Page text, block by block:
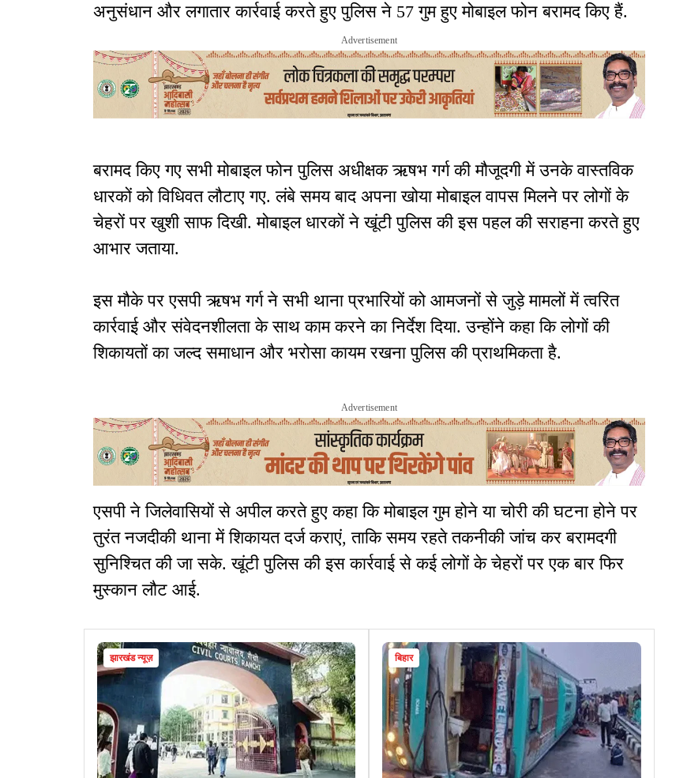
अनुसंधान और लगातार कार्रवाई करते हुए पुलिस ने 57 गुम हुए मोबाइल फोन बरामद किए हैं.
Advertisement
बरामद किए गए सभी मोबाइल फोन पुलिस अधीक्षक ऋषभ गर्ग की मौजूदगी में उनके वास्तविक
धारकों को विधिवत लौटाए गए. लंबे समय बाद अपना खोया मोबाइल वापस मिलने पर लोगों के
चेहरों पर खुशी साफ दिखी. मोबाइल धारकों ने खूंटी पुलिस की इस पहल की सराहना करते हुए
आभार जताया.
इस मौके पर एसपी ऋषभ गर्ग ने सभी थाना प्रभारियों को आमजनों से जुड़े मामलों में त्वरित
कार्रवाई और संवेदनशीलता के साथ काम करने का निर्देश दिया. उन्होंने कहा कि लोगों की
शिकायतों का जल्द समाधान और भरोसा कायम रखना पुलिस की प्राथमिकता है.
Advertisement
एसपी ने जिलेवासियों से अपील करते हुए कहा कि मोबाइल गुम होने या चोरी की घटना होने पर
तुरंत नजदीकी थाना में शिकायत दर्ज कराएं, ताकि समय रहते तकनीकी जांच कर बरामदगी
सुनिश्चित की जा सके. खूंटी पुलिस की इस कार्रवाई से कई लोगों के चेहरों पर एक बार फिर
मुस्कान लौट आई.
झारखंड न्यूज़ बिहार